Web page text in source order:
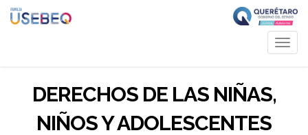
DERECHOS DE LAS NIÑAS,
NIÑOS Y ADOLESCENTES